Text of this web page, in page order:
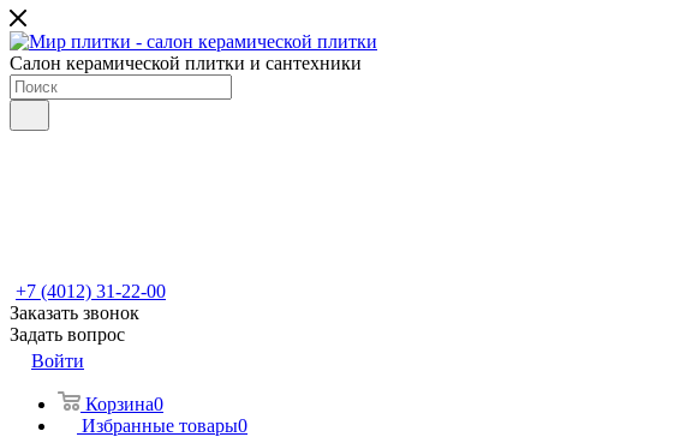
Салон керамической плитки и сантехники
+7 (4012) 31-22-00
Заказать звонок
Задать вопрос
Войти
Корзина0
Избранные товары0